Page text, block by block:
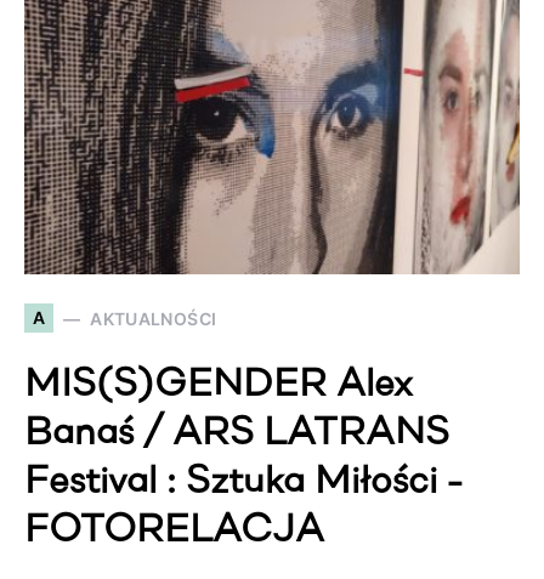
A AKTUALNOŚCI
MIS(S)GENDER Alex
Banaś / ARS LATRANS
Festival : Sztuka Miłości -
FOTORELACJA